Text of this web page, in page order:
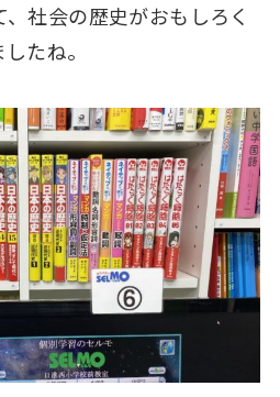
社会の歴史がおもしろく
たね。